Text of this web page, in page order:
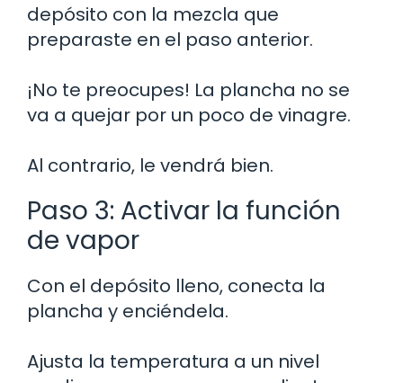
depósito con la mezcla que
preparaste en el paso anterior.
¡No te preocupes! La plancha no se
va a quejar por un poco de vinagre.
Al contrario, le vendrá bien.
Paso 3: Activar la función
de vapor
Con el depósito lleno, conecta la
plancha y enciéndela.
Ajusta la temperatura a un nivel